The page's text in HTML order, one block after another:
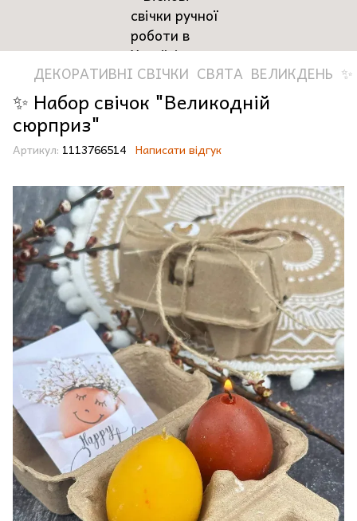
ДЕКОРАТИВНІ СВІЧКИ СВЯТА ВЕЛИКДЕНЬ
✨ Набор свічок "Великодній
сюрприз"
Артикул: 1113766514 Написати відгук